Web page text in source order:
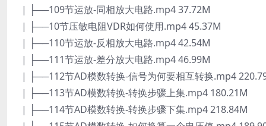
| ├──109节运放-同相放大电路.mp4 37.72M
| ├──10节压敏电阻VDR如何使用.mp4 45.37M
| ├──110节运放-反相放大电路.mp4 42.54M
| ├──111节运放-差分放大电路.mp4 46.99M
| ├──112节AD模数转换-信号为何要相互转换.mp4
| ├──113节AD模数转换-转换步骤上集.mp4 180.21M
| ├──114节AD模数转换-转换步骤下集.mp4 218.84M